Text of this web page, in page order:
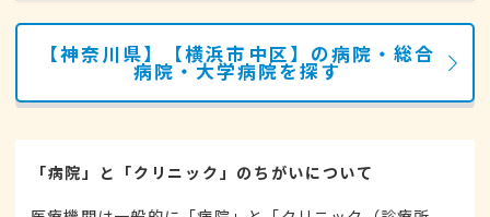
【神奈川県】【横浜市中区】の病院・総合
病院・大学病院を探す
「病院」と「クリニック」のちがいについて